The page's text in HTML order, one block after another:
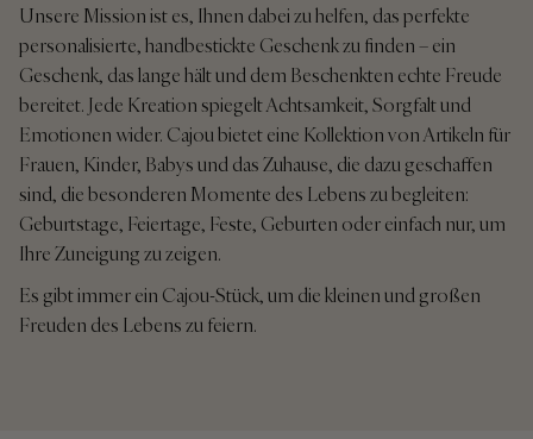
Unsere Mission ist es, Ihnen dabei zu helfen, das perfekte
personalisierte, handbestickte Geschenk zu finden – ein
Geschenk, das lange hält und dem Beschenkten echte Freude
bereitet. Jede Kreation spiegelt Achtsamkeit, Sorgfalt und
Emotionen wider. Cajou bietet eine Kollektion von Artikeln für
Frauen, Kinder, Babys und das Zuhause, die dazu geschaffen
sind, die besonderen Momente des Lebens zu begleiten:
Geburtstage, Feiertage, Feste, Geburten oder einfach nur, um
Ihre Zuneigung zu zeigen.
Es gibt immer ein Cajou-Stück, um die kleinen und großen
Freuden des Lebens zu feiern.